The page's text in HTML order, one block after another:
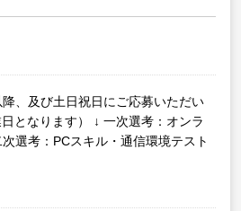
降、及び土日祝日にご応募いただい
となります）
↓ 一次選考：オンラ
次選考：PCスキル・通信環境テスト